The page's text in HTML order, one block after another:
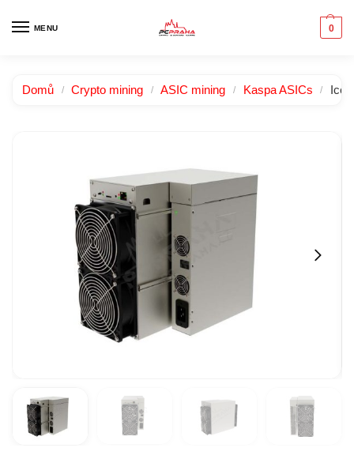
MENU 0
Domů / Crypto mining / ASIC mining / Kaspa ASICs /